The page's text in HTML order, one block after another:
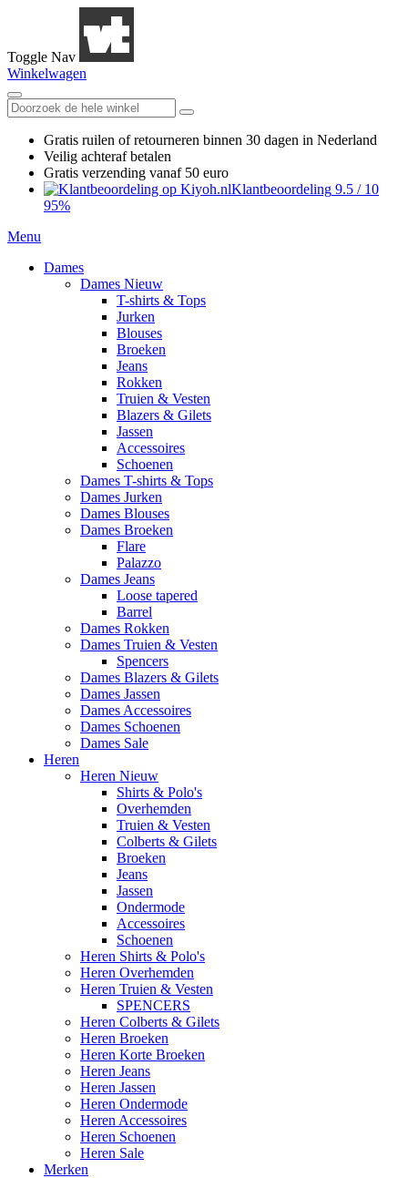
Toggle Nav
Winkelwagen
Gratis ruilen of retourneren binnen 30 dagen in Nederland
Veilig achteraf betalen
Gratis verzending vanaf 50 euro
Klantbeoordeling 9.5 / 10
95%
Menu
Dames
Dames Nieuw
T-shirts & Tops
Jurken
Blouses
Broeken
Jeans
Rokken
Truien & Vesten
Blazers & Gilets
Jassen
Accessoires
Schoenen
Dames T-shirts & Tops
Dames Jurken
Dames Blouses
Dames Broeken
Flare
Palazzo
Dames Jeans
Loose tapered
Barrel
Dames Rokken
Dames Truien & Vesten
Spencers
Dames Blazers & Gilets
Dames Jassen
Dames Accessoires
Dames Schoenen
Dames Sale
Heren
Heren Nieuw
Shirts & Polo's
Overhemden
Truien & Vesten
Colberts & Gilets
Broeken
Jeans
Jassen
Ondermode
Accessoires
Schoenen
Heren Shirts & Polo's
Heren Overhemden
Heren Truien & Vesten
SPENCERS
Heren Colberts & Gilets
Heren Broeken
Heren Korte Broeken
Heren Jeans
Heren Jassen
Heren Ondermode
Heren Accessoires
Heren Schoenen
Heren Sale
Merken